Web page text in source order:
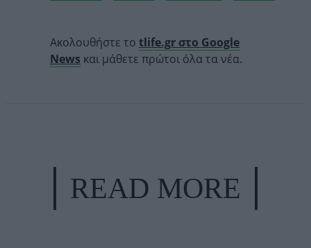
Ακολουθήστε το tlife.gr στο Google
News και μάθετε πρώτοι όλα τα νέα.
READ MORE